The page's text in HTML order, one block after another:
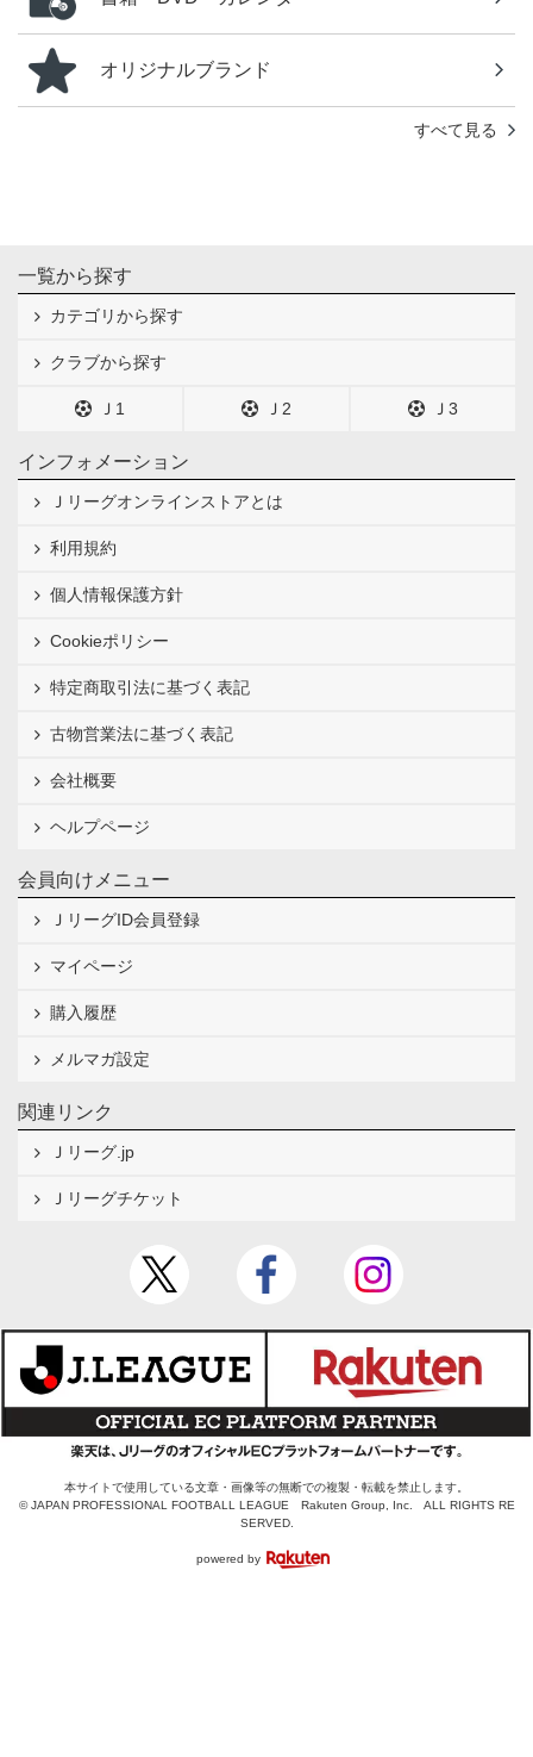
オリジナルブランド
すべて見る
一覧から探す
カテゴリから探す
クラブから探す
Ｊ1 Ｊ2 Ｊ3
インフォメーション
Ｊリーグオンラインストアとは
利用規約
個人情報保護方針
Cookieポリシー
特定商取引法に基づく表記
古物営業法に基づく表記
会社概要
ヘルプページ
会員向けメニュー
ＪリーグID会員登録
マイページ
購入履歴
メルマガ設定
関連リンク
Ｊリーグ.jp
Ｊリーグチケット
本サイトで使用している文章・画像等の無断での複製・転載を禁止します。
© JAPAN PROFESSIONAL FOOTBALL LEAGUE Rakuten Group, Inc. ALL RIGHTS RE
SERVED.
powered by